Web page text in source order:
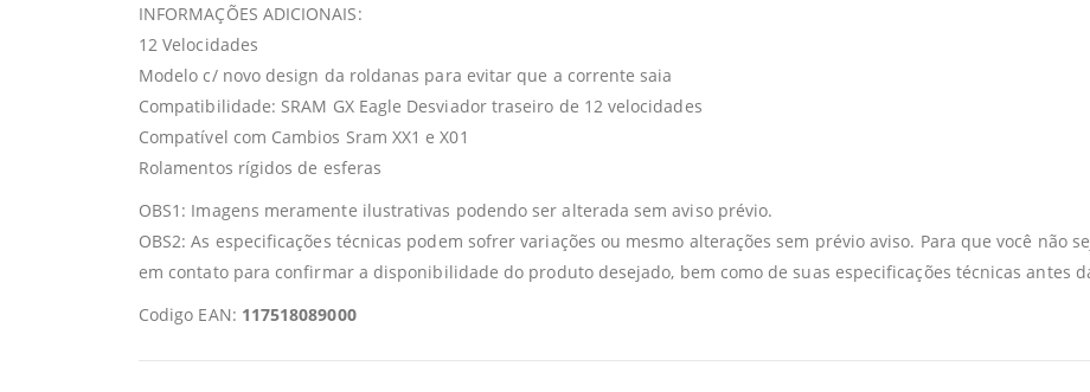
INFORMAÇÕES ADICIONAIS:
12 Velocidades
Modelo c/ novo design da roldanas para evitar que a corrente saia
Compatibilidade: SRAM GX Eagle Desviador traseiro de 12 velocidades
Compatível com Cambios Sram XX1 e X01
Rolamentos rígidos de esferas
OBS1: Imagens meramente ilustrativas podendo ser alterada sem aviso prévio.
OBS2: As especificações técnicas podem sofrer variações ou mesmo alterações sem prévio aviso. Para que você não
em contato para confirmar a disponibilidade do produto desejado, bem como de suas especificações técnicas antes
Codigo EAN: 117518089000